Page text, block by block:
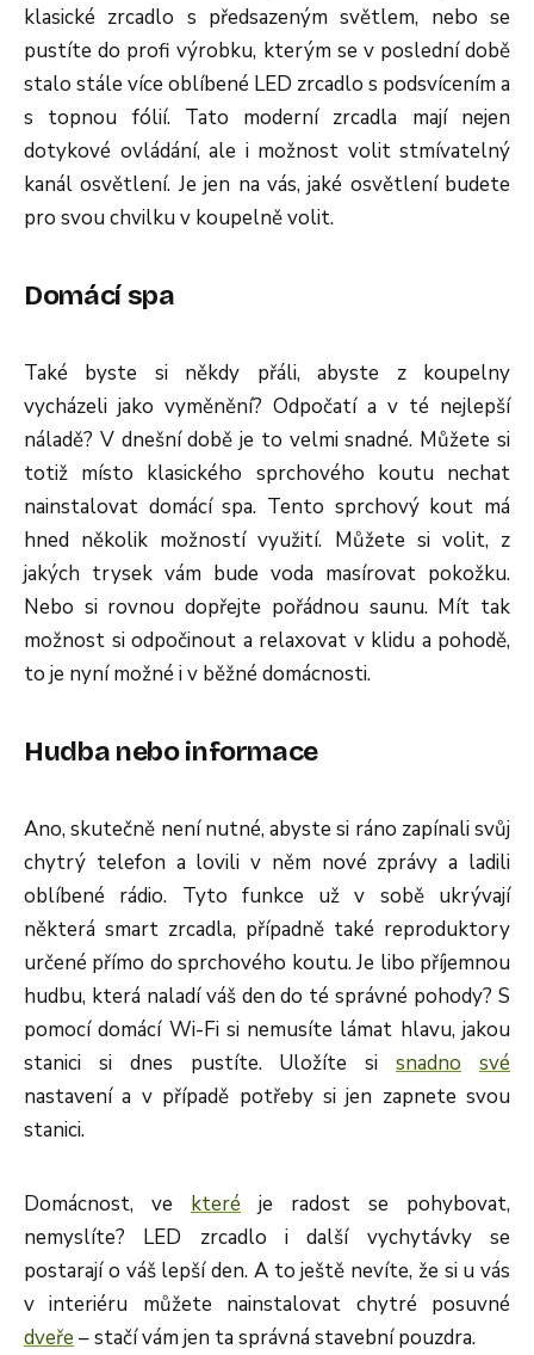
klasické zrcadlo s předsazeným světlem, nebo se
pustíte do profi výrobku, kterým se v poslední době
stalo stále více oblíbené LED zrcadlo s podsvícením a
s topnou fólií. Tato moderní zrcadla mají nejen
dotykové ovládání, ale i možnost volit stmívatelný
kanál osvětlení. Je jen na vás, jaké osvětlení budete
pro svou chvilku v koupelně volit.
Domácí spa
Také byste si někdy přáli, abyste z koupelny
vycházeli jako vyměnění? Odpočatí a v té nejlepší
náladě? V dnešní době je to velmi snadné. Můžete si
totiž místo klasického sprchového koutu nechat
nainstalovat domácí spa. Tento sprchový kout má
hned několik možností využití. Můžete si volit, z
jakých trysek vám bude voda masírovat pokožku.
Nebo si rovnou dopřejte pořádnou saunu. Mít tak
možnost si odpočinout a relaxovat v klidu a pohodě,
to je nyní možné i v běžné domácnosti.
Hudba nebo informace
Ano, skutečně není nutné, abyste si ráno zapínali svůj
chytrý telefon a lovili v něm nové zprávy a ladili
oblíbené rádio. Tyto funkce už v sobě ukrývají
některá smart zrcadla, případně také reproduktory
určené přímo do sprchového koutu. Je libo příjemnou
hudbu, která naladí váš den do té správné pohody? S
pomocí domácí Wi-Fi si nemusíte lámat hlavu, jakou
stanici si dnes pustíte. Uložíte sisnadno
své
nastavení a v případě potřeby si jen zapnete svou
stanici.
Domácnost, ve které je radost se pohybovat,
nemyslíte? LED zrcadlo i další vychytávky se
postarají o váš lepší den. A to ještě nevíte, že si u vás
v interiéru můžete nainstalovat chytré posuvné
dveře – stačí vám jen ta správná stavební pouzdra.